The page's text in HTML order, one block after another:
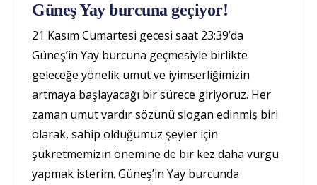
Güneş Yay burcuna geçiyor!
21 Kasım Cumartesi gecesi saat 23:39’da
Güneş’in Yay burcuna geçmesiyle birlikte
geleceğe yönelik umut ve iyimserliğimizin
artmaya başlayacağı bir sürece giriyoruz. Her
zaman umut vardır sözünü slogan edinmiş biri
olarak, sahip olduğumuz şeyler için
şükretmemizin önemine de bir kez daha vurgu
yapmak isterim. Güneş’in Yay burcunda